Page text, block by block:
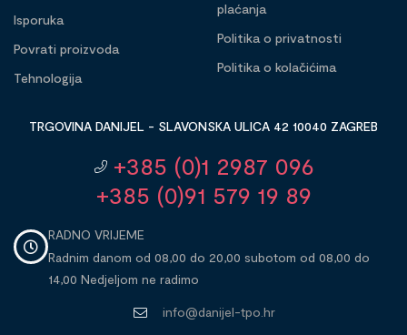
Isporuka
Povrati proizvoda
Tehnologija
plaćanja
Politika o privatnosti
Politika o kolačićima
TRGOVINA DANIJEL - SLAVONSKA ULICA 42 10040 ZAGREB
+385 (0)1 2987 096
+385 (0)91 579 19 89
RADNO VRIJEME
Radnim danom od 08,00 do 20,00 subotom od 08,00 do
14,00 Nedjeljom ne radimo
info@danijel-tpo.hr